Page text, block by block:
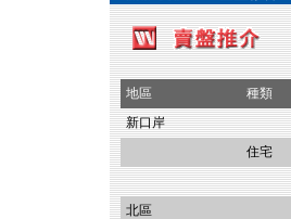
地區 種類
新口岸
住宅
北區